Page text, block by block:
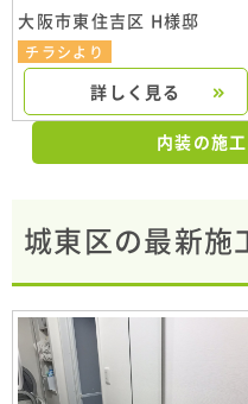
大阪市東住吉区 H様邸
チラシより
詳しく見る
内装の施
城東区の最新施